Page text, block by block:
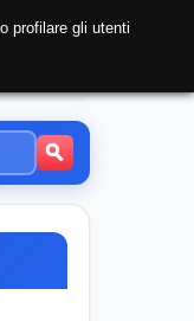
profilare gli utenti